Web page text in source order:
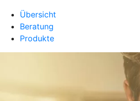
Übersicht
Beratung
Produkte